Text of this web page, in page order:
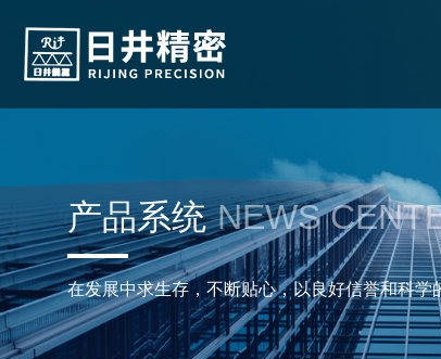
产品系统 NEWS
在发展中求生存，不断贴心，以良好信誉和科学